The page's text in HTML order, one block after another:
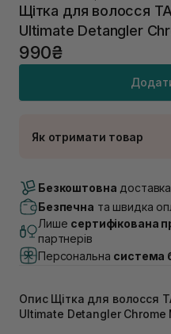
Щітка для волосся
Ultimate Detangler
990₴
Як отримати товар
В наявності
Самовивіз м. Луцьк,
В наявності
Самовивіз м. Львів,
(Duck’s Lake)
В наявності
В наявності
Самовивіз м. Львів,
Безкоштовна
Безпечна та швидка
Лише сертифікована
партнерів
Персональна система
Опис Щітка для волосся
Ultimate Detangler